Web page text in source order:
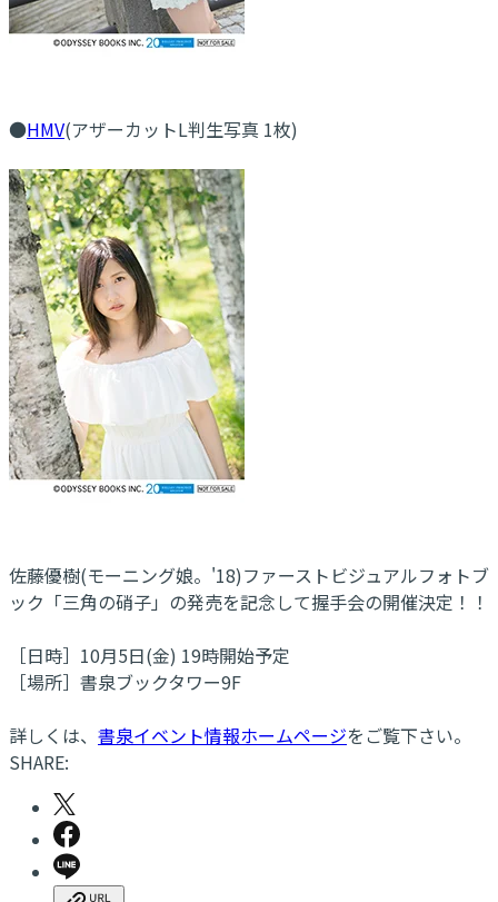
●HMV(アザーカットL判生写真 1枚)
佐藤優樹(モーニング娘。'18)ファーストビジュアルフォトブ
ック「三角の硝子」の発売を記念して握手会の開催決定！！
［日時］10月5日(金) 19時開始予定
［場所］書泉ブックタワー9F
詳しくは、 書泉イベント情報ホームページをご覧下さい。
SHARE: